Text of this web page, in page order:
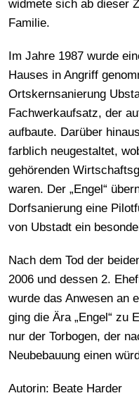
widmete sich ab dieser
Familie.
Im Jahre 1987 wurde
Hauses in Angriff
Ortskernsanierung
Fachwerkaufsatz, der
aufbaute. Darüber
farblich neugestaltet,
gehörenden
waren. Der „Engel“
Dorfsanierung eine
von Ubstadt ein
Nach dem Tod der
2006 und dessen 2.
wurde das Anwesen an
ging die Ära „Engel“ zu
nur der Torbogen, der
Neubebauung einen
Autorin: Beate Harder